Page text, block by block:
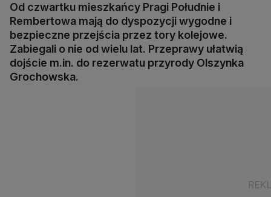
Od czwartku mieszkańcy Pragi Południe i
Rembertowa mają do dyspozycji wygodne i
bezpieczne przejścia przez tory kolejowe.
Zabiegali o nie od wielu lat. Przeprawy ułatwią
dojście m.in. do rezerwatu przyrody Olszynka
Grochowska.